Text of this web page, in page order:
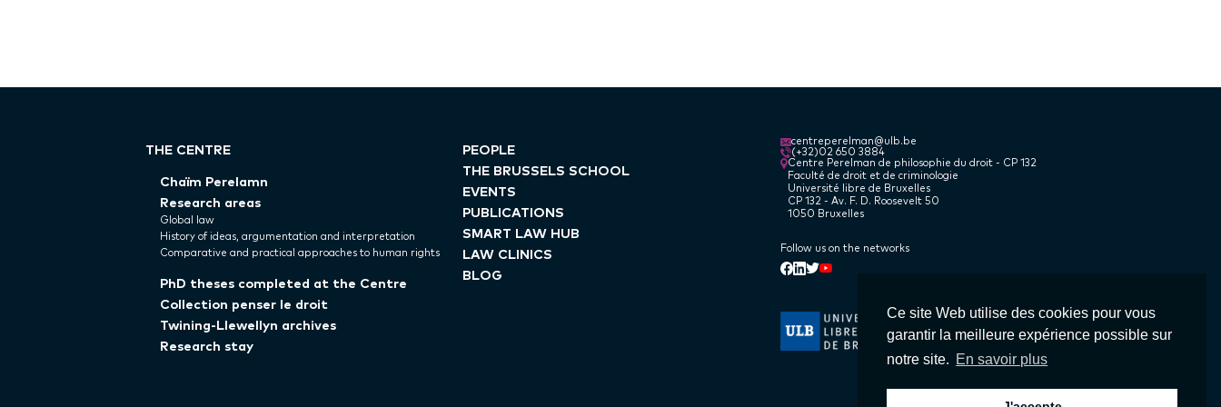
Ce site Web utilise des cookies pour vous
garantir la meilleure expérience possible sur
notre site. En savoir plus
THE CENTRE
Chaïm Perelamn
Research areas
Global law
History of ideas, argumentation and interpretation
Comparative and practical approaches to human rights
PhD theses completed at the Centre
Collection penser le droit
Twining-Llewellyn archives
Research stay
PEOPLE
THE BRUSSELS SCHOOL
EVENTS
PUBLICATIONS
SMART LAW HUB
LAW CLINICS
BLOG
centreperelman@ulb.be
(+32)02 650 3884
Centre Perelman de philosophie du droit - CP 132
Faculté de droit et de criminologie
Université libre de Bruxelles
CP 132 - Av. F. D. Roosevelt 50
1050 Bruxelles
Follow us on the networks
Facebook
Linkedin
Twitter
Youtube